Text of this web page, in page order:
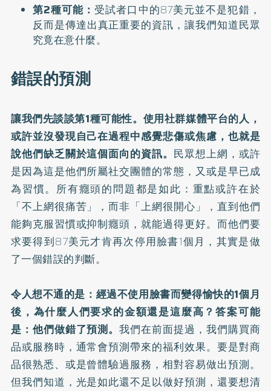
第2種可能： 受試者口中的87美元並不是犯錯，
反而是傳達出真正重要的資訊，讓我們知道民眾
究竟在意什麼。
錯誤的預測
讓我們先談談第1種可能性。使用社群媒體平台的人，
或許並沒發現自己在過程中感覺悲傷或焦慮，也就是
說他們缺乏關於這個面向的資訊。 民眾想上網，或許
是因為這是他們所屬社交團體的常態，又或是早已成
為習慣。所有癮頭的問題都是如此：重點或許在於
「不上網很痛苦」，而非「上網很開心」，直到他們
能夠克服習慣或抑制癮頭，就能過得更好。而他們要
求要得到87美元才肯再次停用臉書1個月，其實是做
了一個錯誤的判斷。
令人想不通的是：經過不使用臉書而變得愉快的1個月
後，為什麼人們要求的金額還是這麼高？答案可能
是：他們做錯了預測。我們在前面提過，我們購買商
品或服務時，通常會預測帶來的福利效果。要是對商
品很熟悉、或是曾體驗過服務，相對容易做出預測。
但我們知道，光是如此還不足以做好預測，還要想清